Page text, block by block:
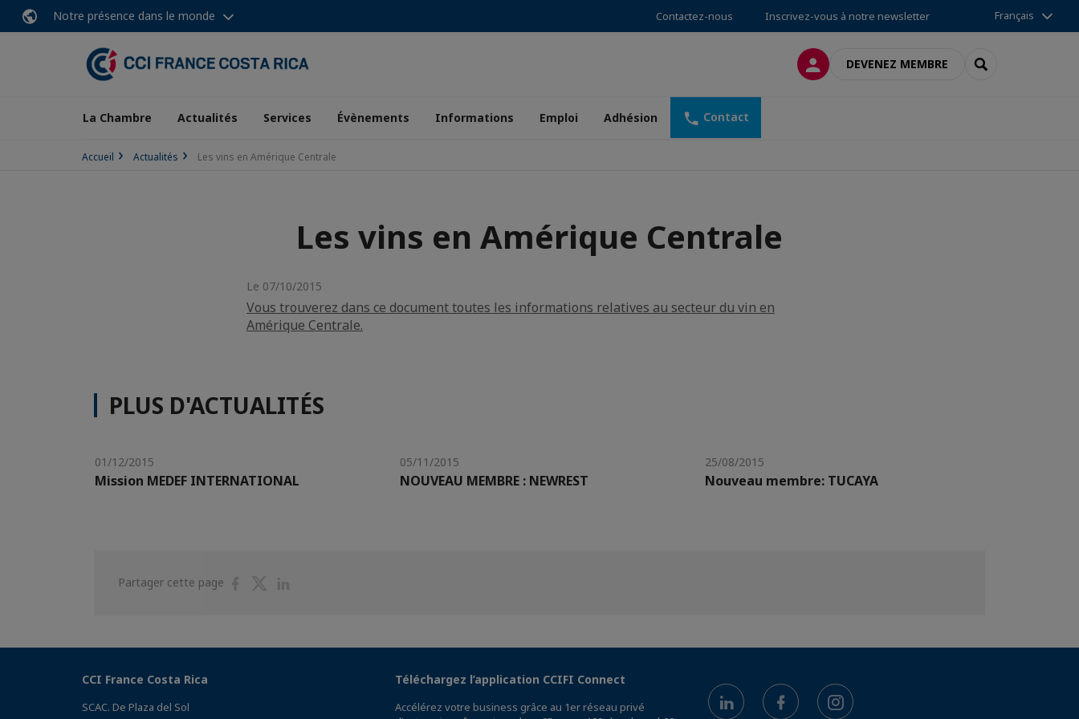
Notre présence dans le monde Contactez-nous Inscrivez-vous à notre newsletter Français
CONNEXIONDEVENEZ MEMBRE RECHERCHER
La Chambre Actualités Services Évènements Informations Emploi Adhésion Contact
Accueil Actualités Les vins en Amérique Centrale
Les vins en Amérique Centrale
Le 07/10/2015
Vous trouverez dans ce document toutes les informations relatives au secteur du vin en
Amérique Centrale.
PLUS D'ACTUALITÉS
01/12/2015
Mission MEDEF INTERNATIONAL
05/11/2015
NOUVEAU MEMBRE : NEWREST
25/08/2015
Nouveau membre: TUCAYA
Partager cette page
PartagerPartager
CCI France Costa Rica
SCAC. De Plaza del Sol
Téléchargez l’application CCIFI Connect
Accélérez votre business grâce au 1er réseau privé